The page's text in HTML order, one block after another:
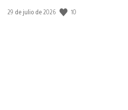
Fecha
29 de julio de 2026 10